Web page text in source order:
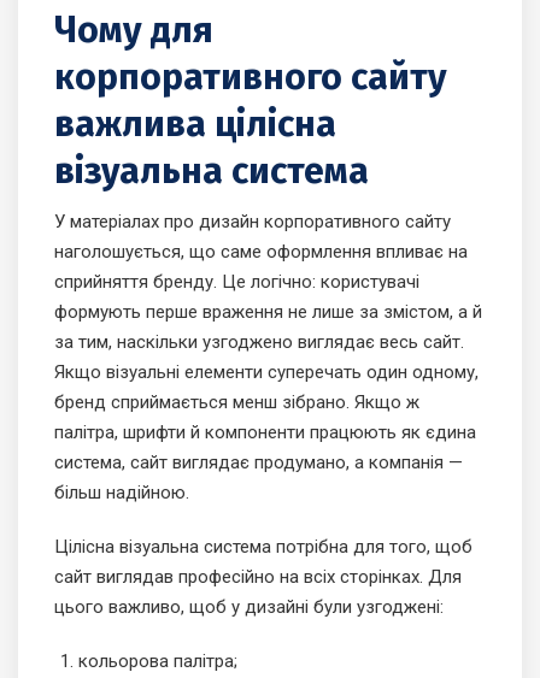
Чому для
корпоративного сайту
важлива цілісна
візуальна система
У матеріалах про дизайн корпоративного сайту
наголошується, що саме оформлення впливає на
сприйняття бренду. Це логічно: користувачі
формують перше враження не лише за змістом, а й
за тим, наскільки узгоджено виглядає весь сайт.
Якщо візуальні елементи суперечать один одному,
бренд сприймається менш зібрано. Якщо ж
палітра, шрифти й компоненти працюють як єдина
система, сайт виглядає продумано, а компанія —
більш надійною.
Цілісна візуальна система потрібна для того, щоб
сайт виглядав професійно на всіх сторінках. Для
цього важливо, щоб у дизайні були узгоджені:
кольорова палітра;